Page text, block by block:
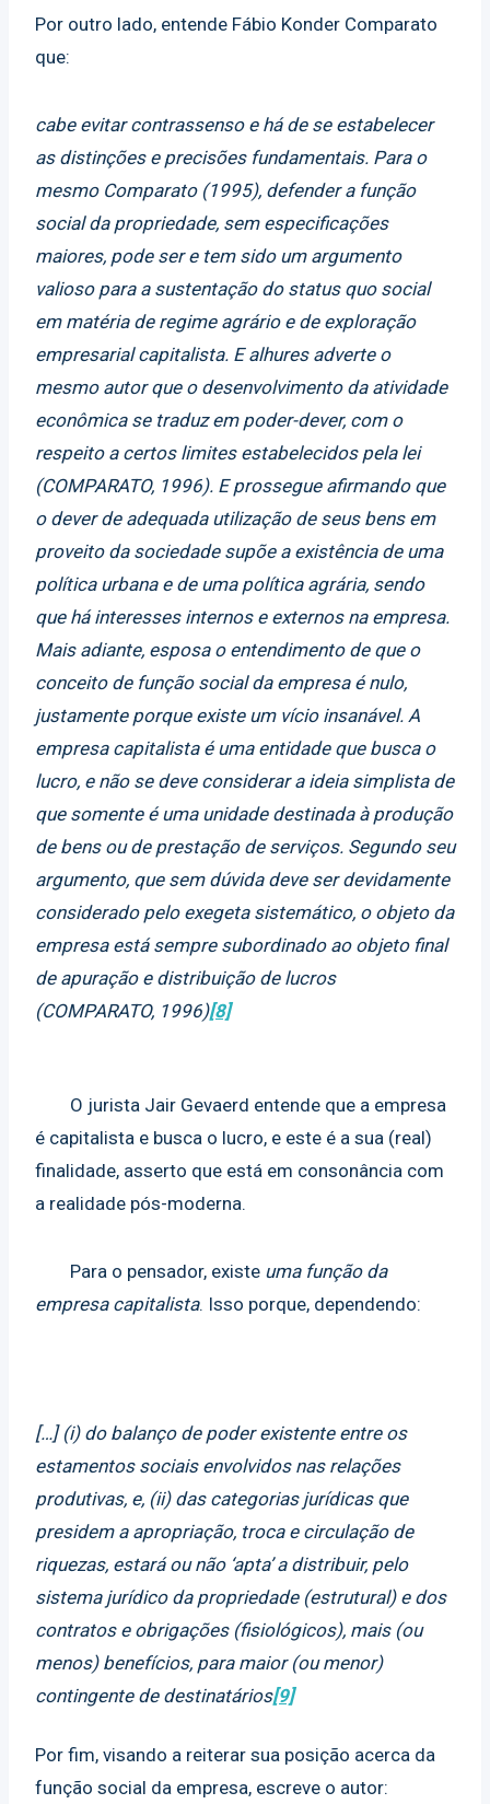
Por outro lado, entende Fábio Konder Comparato
que:
cabe evitar contrassenso e há de se estabelecer
as distinções e precisões fundamentais. Para o
mesmo Comparato (1995), defender a função
social da propriedade, sem especificações
maiores, pode ser e tem sido um argumento
valioso para a sustentação do status quo social
em matéria de regime agrário e de exploração
empresarial capitalista. E alhures adverte o
mesmo autor que o desenvolvimento da atividade
econômica se traduz em poder-dever, com o
respeito a certos limites estabelecidos pela lei
(COMPARATO, 1996). E prossegue afirmando que
o dever de adequada utilização de seus bens em
proveito da sociedade supõe a existência de uma
política urbana e de uma política agrária, sendo
que há interesses internos e externos na empresa.
Mais adiante, esposa o entendimento de que o
conceito de função social da empresa é nulo,
justamente porque existe um vício insanável. A
empresa capitalista é uma entidade que busca o
lucro, e não se deve considerar a ideia simplista de
que somente é uma unidade destinada à produção
de bens ou de prestação de serviços. Segundo seu
argumento, que sem dúvida deve ser devidamente
considerado pelo exegeta sistemático, o objeto da
empresa está sempre subordinado ao objeto final
de apuração e distribuição de lucros
(COMPARATO, 1996)[8]
O jurista Jair Gevaerd entende que a empresa
é capitalista e busca o lucro, e este é a sua (real)
finalidade, asserto que está em consonância com
a realidade pós-moderna.
Para o pensador, existe uma função da
empresa capitalista. Isso porque, dependendo:
[…] (i) do balanço de poder existente entre os
estamentos sociais envolvidos nas relações
produtivas, e, (ii) das categorias jurídicas que
presidem a apropriação, troca e circulação de
riquezas, estará ou não ‘apta’ a distribuir, pelo
sistema jurídico da propriedade (estrutural) e dos
contratos e obrigações (fisiológicos), mais (ou
menos) benefícios, para maior (ou menor)
contingente de destinatários[9]
Por fim, visando a reiterar sua posição acerca da
função social da empresa, escreve o autor: